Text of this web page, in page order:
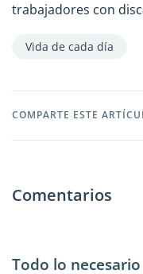
trabajadores con
Vida de cada día
COMPARTE ESTE
Comentarios
Todo lo